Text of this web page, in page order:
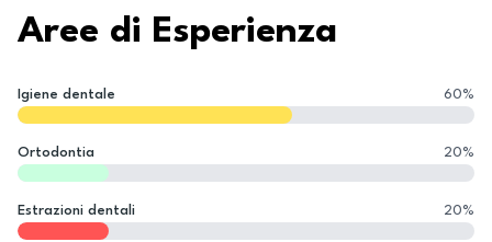
Aree di Esperienza
Igiene dentale 60%
Ortodontia 20%
Estrazioni dentali 20%